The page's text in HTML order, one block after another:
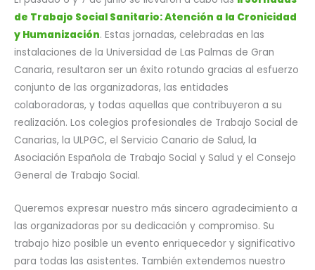
de Trabajo Social Sanitario: Atención a la Cronicidad
y Humanización. Estas jornadas, celebradas en las
instalaciones de la Universidad de Las Palmas de Gran
Canaria, resultaron ser un éxito rotundo gracias al esfuerzo
conjunto de las organizadoras, las entidades
colaboradoras, y todas aquellas que contribuyeron a su
realización. Los colegios profesionales de Trabajo Social de
Canarias, la ULPGC, el Servicio Canario de Salud, la
Asociación Española de Trabajo Social y Salud y el Consejo
General de Trabajo Social.
Queremos expresar nuestro más sincero agradecimiento a
las organizadoras por su dedicación y compromiso. Su
trabajo hizo posible un evento enriquecedor y significativo
para todas las asistentes. También extendemos nuestro